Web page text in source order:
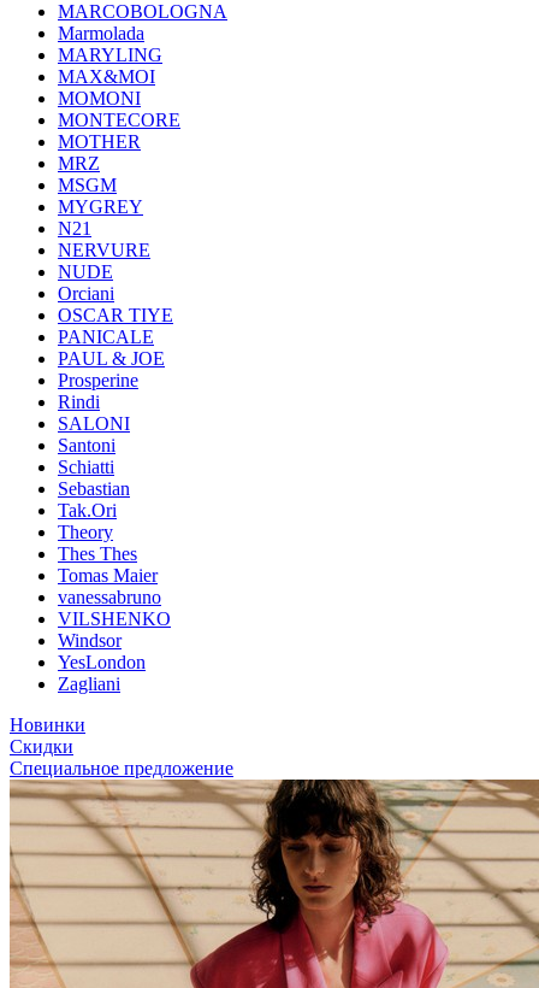
MARCOBOLOGNA
Marmolada
MARYLING
MAX&MOI
MOMONI
MONTECORE
MOTHER
MRZ
MSGM
MYGREY
N21
NERVURE
NUDE
Orciani
OSCAR TIYE
PANICALE
PAUL & JOE
Prosperine
Rindi
SALONI
Santoni
Schiatti
Sebastian
Tak.Ori
Theory
Thes Thes
Tomas Maier
vanessabruno
VILSHENKO
Windsor
YesLondon
Zagliani
Новинки
Скидки
Специальное предложение